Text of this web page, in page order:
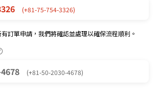
(+81-75-754-3326)
訂單申請，我們將確認並處理以確保流程順利。
(+81-50-2030-4678)